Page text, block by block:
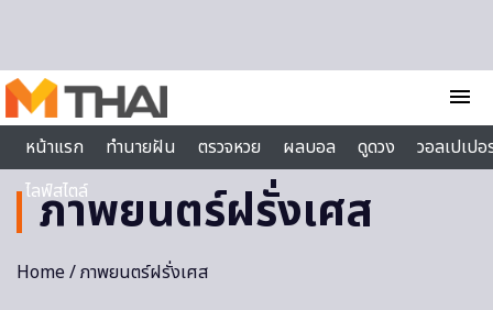
menu
หน้าแรก
ทำนายฝัน ตรวจหวย ผลบอล ดูดวง
วอลเปเป
ไลฟ์สไตล์
ภาพยนตร์ฝรั่งเศส
Home/ ภาพยนตร์ฝรั่งเศส